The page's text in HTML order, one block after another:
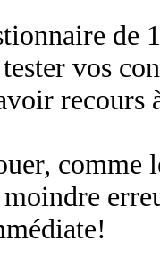
de
vos
comme